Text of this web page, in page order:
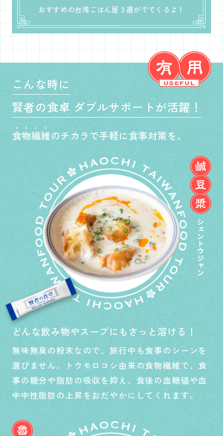
おすすめの台湾ごはん屋３選がでてくるよ！
こんな時に
賢者の食卓 ダブルサポートが活躍！
食物繊維のチカラで手軽に食事対策を。
どんな飲み物やスープにもさっと溶ける！
無味無臭の粉末なので、旅行中も食事のシーンを
選びません。トウモロコシ由来の食物繊維で、食
事の糖分や脂肪の吸収を抑え、食後の血糖値や血
中中性脂肪の上昇をおだやかにしてくれます。